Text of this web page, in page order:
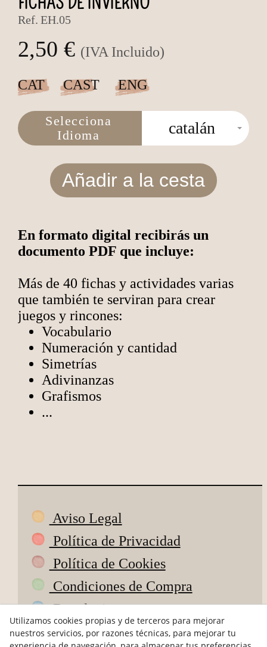
En formato digital recibirás un
documento PDF que incluye:
Más de 40 fichas y actividades varias
que también te serviran para crear
juegos y rincones:
Vocabulario
Numeración y cantidad
Simetrías
Adivinanzas
Grafismos
...
CAT CAST ENG
Ref. EH.05
2,50 € (IVA Incluido)
Selecciona
Idioma
catalán
Añadir a la cesta
Aviso Legal
Política de Privacidad
Política de Cookies
Condiciones de Compra
Devoluciones
ODR
Utilizamos cookies propias y de terceros para mejorar
nuestros servicios, por razones técnicas, para mejorar tu